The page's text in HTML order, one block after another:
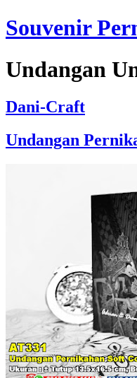
Souvenir
Undangan
Dani-Craft
Undangan